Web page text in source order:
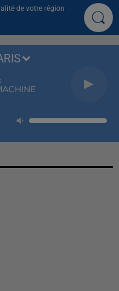
de votre région